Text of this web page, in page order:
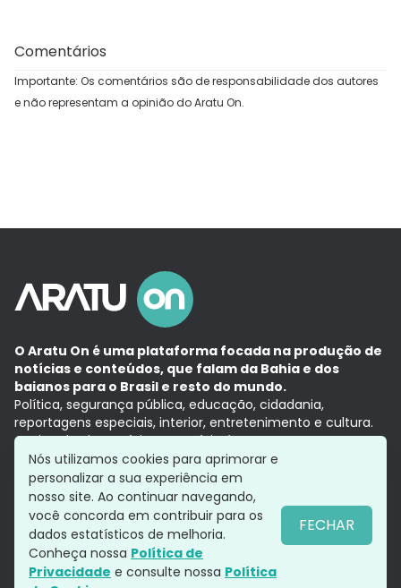
Comentários
Importante: Os comentários são de responsabilidade dos autores
e não representam a opinião do Aratu On.
O Aratu On é uma plataforma focada na produção de
notícias e conteúdos, que falam da Bahia e dos
baianos para o Brasil e resto do mundo.
Política, segurança pública, educação, cidadania,
reportagens especiais, interior, entretenimento e cultura.
Aqui, tudo vira notícia e a notícia é no tempo presente,
com a credibilidade do Grupo Aratu.
Grupo Aratu
Política de privacidade
Siga-nos
Nós utilizamos cookies para aprimorar e
personalizar a sua experiência em
nosso site. Ao continuar navegando,
você concorda em contribuir para os
dados estatísticos de melhoria.
Conheça nossa Política de
Privacidade e consulte nossa Política
FECHAR